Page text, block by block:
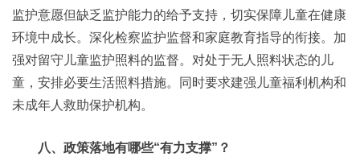
监护意愿但缺乏监护能力的给予支持，切实保障儿童在健康
环境中成长。深化检察监护监督和家庭教育指导的衔接。加
强对留守儿童监护照料的监督。对处于无人照料状态的儿
童，安排必要生活照料措施。同时要求建强儿童福利机构和
未成年人救助保护机构。
八、政策落地有哪些“有力支撑”？